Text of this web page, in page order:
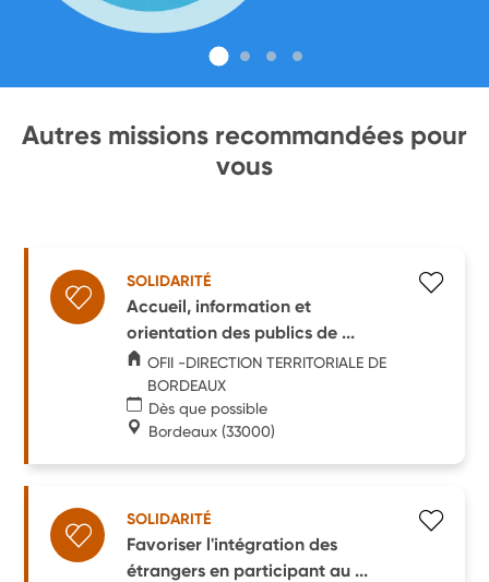
Autres missions recommandées pour
vous
SOLIDARITÉ
Accueil, information et
orientation des publics de ...
OFII -DIRECTION TERRITORIALE DE
BORDEAUX
Dès que possible
Bordeaux (33000)
SOLIDARITÉ
Favoriser l'intégration des
étrangers en participant au ...